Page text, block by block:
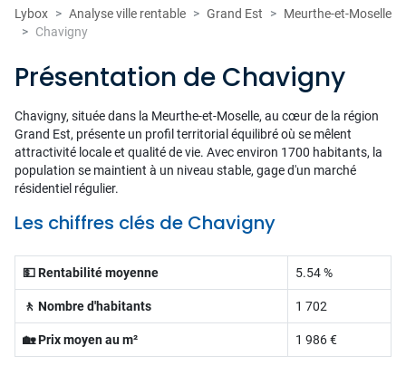
Lybox Analyse ville rentable Grand Est
Meurthe-et-Moselle
Chavigny
Présentation de Chavigny
Chavigny, située dans la Meurthe-et-Moselle, au cœur de la région
Grand Est, présente un profil territorial équilibré où se mêlent
attractivité locale et qualité de vie. Avec environ 1700 habitants, la
population se maintient à un niveau stable, gage d'un marché
résidentiel régulier.
Les chiffres clés de Chavigny
💵 Rentabilité moyenne 5.54 %
🚶 Nombre d'habitants 1 702
🏡 Prix moyen au m² 1 986 €